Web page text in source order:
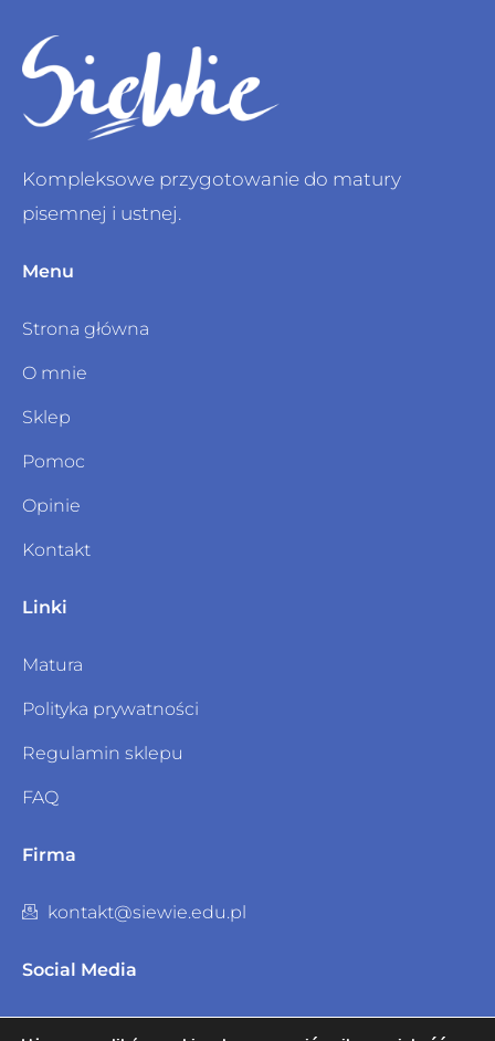
Kompleksowe przygotowanie do matury
pisemnej i ustnej.
Menu
Strona główna
O mnie
Sklep
Pomoc
Opinie
Kontakt
Linki
Matura
Polityka prywatności
Regulamin sklepu
FAQ
Firma
kontakt@siewie.edu.pl
Social Media